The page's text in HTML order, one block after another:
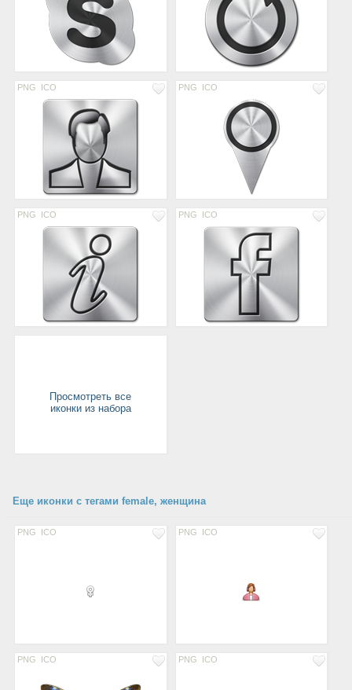
PNG ICO PNG ICO
PNG ICO PNG ICO
Просмотреть все
иконки из набора
Еще иконки с тегами female, женщина
PNG ICO PNG ICO
PNG ICO PNG ICO